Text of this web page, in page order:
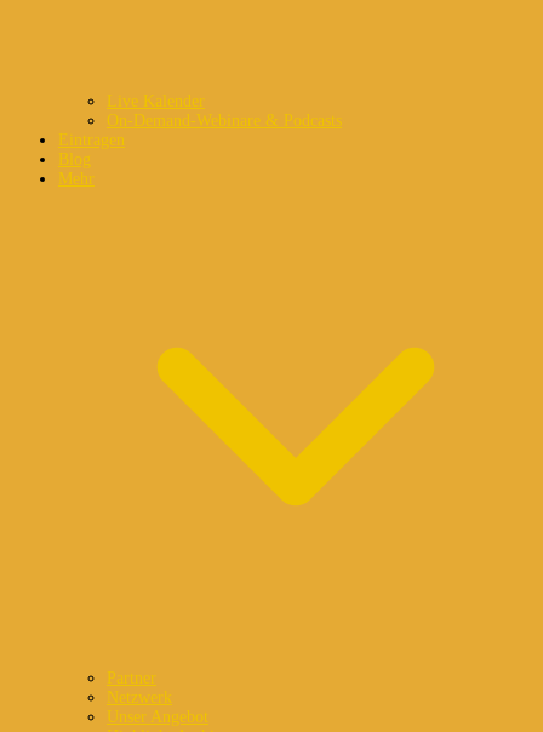
Live Kalender
On-Demand-Webinare & Podcasts
Eintragen
Blog
Mehr
Partner
Netzwerk
Unser Angebot